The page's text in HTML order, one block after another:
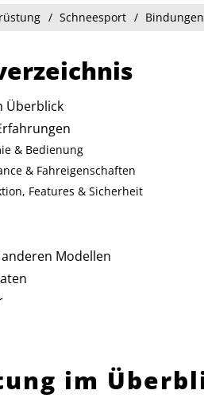
Schneesport Bindungen
Überblick
& Bedienung
& Fahreigenschaften
Features & Sicherheit
Modellen
im